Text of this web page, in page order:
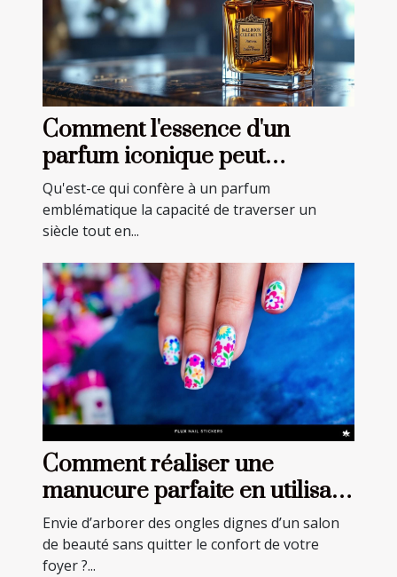
Comment l'essence d'un
parfum iconique peut
marquer son centenaire ?
Qu'est-ce qui confère à un parfum
emblématique la capacité de traverser un
siècle tout en...
Comment réaliser une
manucure parfaite en utilisant
des autocollants pour ongles ?
Envie d’arborer des ongles dignes d’un salon
de beauté sans quitter le confort de votre
foyer ?...